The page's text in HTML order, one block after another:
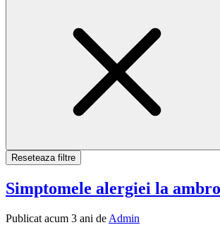
Reseteaza filtre
Simptomele alergiei la
Publicat acum 3 ani de Admin